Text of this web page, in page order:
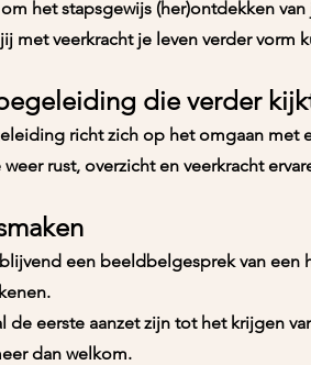
het stapsgewijs (her)ontdekken
met veerkracht je leven verder vorm
die verder
richt zich op het omgaan met
rust, overzicht en veerkracht
een beeldbelgesprek van
de eerste aanzet zijn tot het krijgen
dan welkom.